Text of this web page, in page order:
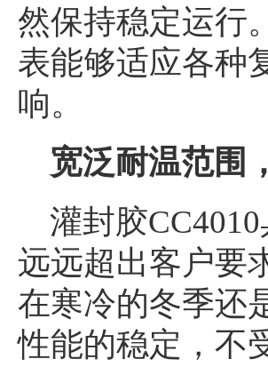
然保持稳定运行
表能够适应各种
响。
宽泛耐温范围
灌封胶
远远超出客户要
在寒冷的冬季还
性能的稳定，不